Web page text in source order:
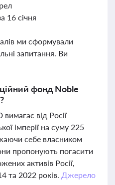
16 січня
ми сформували
запитання. Ви
фонд Noble
від Росії
імперії на суму 225
себе власником
пропонують погасити
активів Росії,
та 2022 років. Джерело